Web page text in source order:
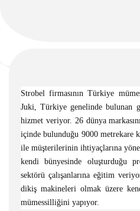
Strobel firmasının Türkiye
Juki, Türkiye genelinde bulunan
hizmet veriyor. 26 dünya
içinde bulunduğu 9000 metrekare
ile müşterilerinin ihtiyaçlarına
kendi bünyesinde oluşturduğu
sektörü çalışanlarına eğitim
dikiş makineleri olmak üzere
mümessilliğini yapıyor.